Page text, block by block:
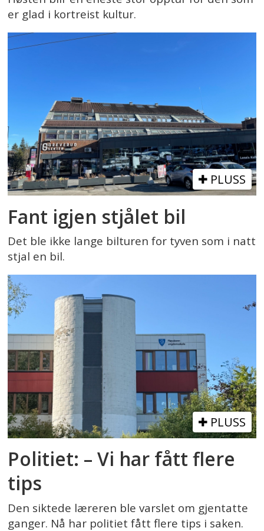
er glad i kortreist kultur.
PLUSS
Fant igjen stjålet bil
Det ble ikke lange bilturen for tyven som i natt
stjal en bil.
PLUSS
Politiet: – Vi har fått flere
tips
Den siktede læreren ble varslet om gjentatte
ganger. Nå har politiet fått flere tips i saken.